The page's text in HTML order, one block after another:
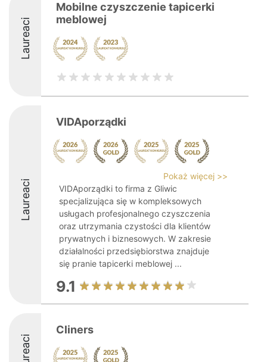
Laureaci
Mobilne czyszczenie tapicerki
meblowej
Laureaci
VIDAporządki
Pokaż więcej >>
VIDAporządki to firma z Gliwic
specjalizująca się w kompleksowych
usługach profesjonalnego czyszczenia
oraz utrzymania czystości dla klientów
prywatnych i biznesowych. W zakresie
działalności przedsiębiorstwa znajduje
się pranie tapicerki meblowej ...
9.1
Cliners